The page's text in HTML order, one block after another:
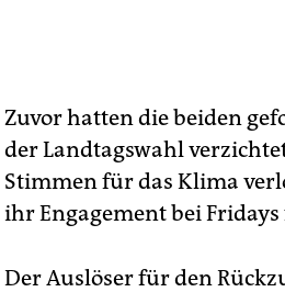
Zuvor hatten die beiden
der Landtagswahl
Stimmen für das Klima
ihr Engagement bei
Der Auslöser für den